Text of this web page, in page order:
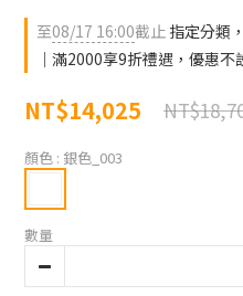
至08/17 16:00截止 指定分類
｜滿2000享9折禮遇，優惠不
NT$14,025
顏色 : 銀色_003
數量